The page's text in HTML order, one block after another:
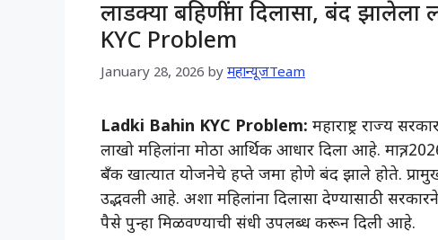
लाडक्या बहिणींना दिलासा, बंद
KYC Problem
January 28, 2026 by महान्यूजTeam
Ladki Bahin KYC Problem: महाराष्ट्र राज्य
लाखो महिलांना मोठा आर्थिक आधार दिला आहे. मात्र,
बँक खात्यात योजनेचे हप्ते जमा होणे बंद झाले होते.
उद्भवली आहे. अशा महिलांना दिलासा देण्यासाठी
पैसे पुन्हा मिळवण्याची संधी उपलब्ध करून दिली आहे.